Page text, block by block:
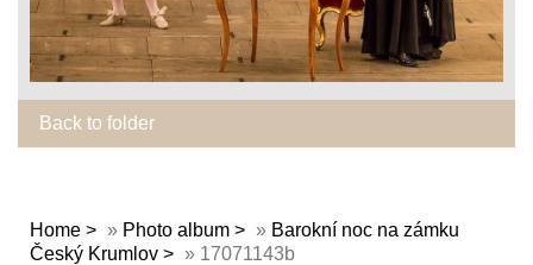
Back to folder
Home » Photo album » Barokní noc na zámku
Český Krumlov
» 17071143b